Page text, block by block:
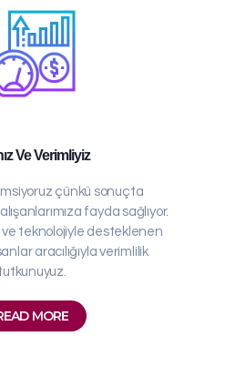
Ve Verimliyiz
çünkü sonuçta
fayda sağlıyor.
teknolojiyle desteklenen
aracılığıyla verimlilik
MORE